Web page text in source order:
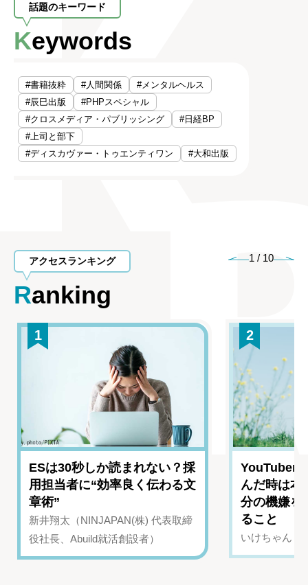
話題のキーワード
Keywords
#書籍抜粋 #人間関係
#メンタルヘルス
#辰巳出版
#PHPスペシャル
#クロスメディア・パブリッシング
#日経BP
#上司と部下
#ディスカヴァー・トゥエンティワン
#大和出版
アクセスランキング
Ranking
1 / 10
1
ESは30秒しか読まれない？採
用担当者に“効率良く伝わる文
章術”
新井翔太（NINJAPAN(株) 代表取締
役社長、Abuild就活創設者）
2
YouTuber
んだ時は
分の機嫌を
ること
いけちゃん（